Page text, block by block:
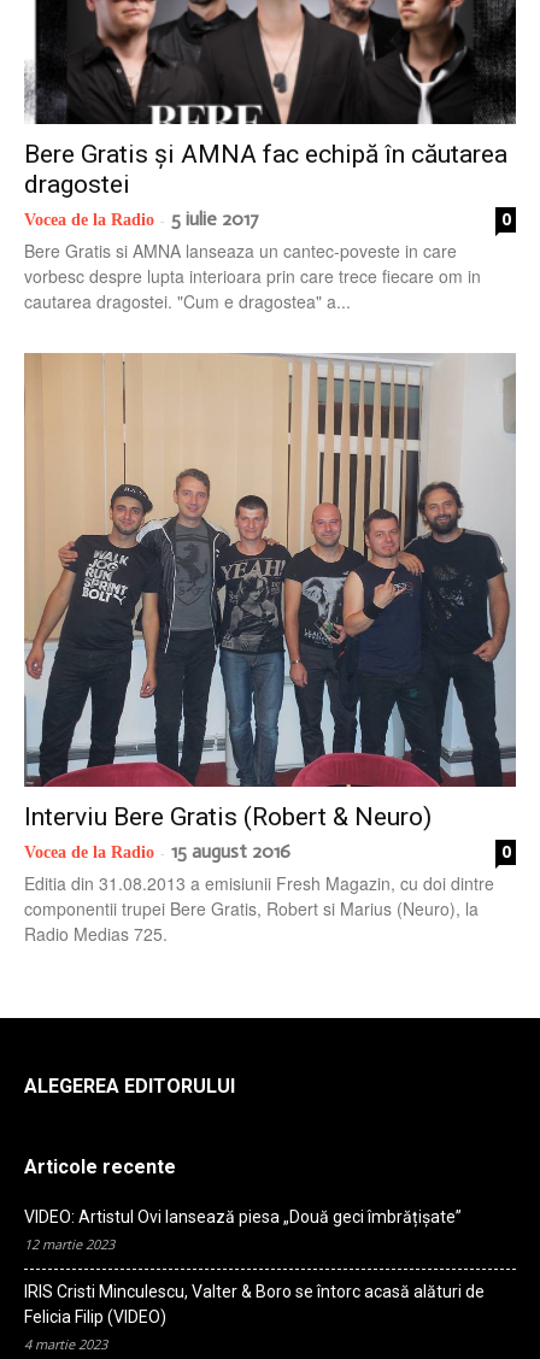
Bere Gratis și AMNA fac echipă în căutarea
dragostei
Vocea de la Radio - 5 iulie 2017 0
Bere Gratis si AMNA lanseaza un cantec-poveste in care
vorbesc despre lupta interioara prin care trece fiecare om in
cautarea dragostei. "Cum e dragostea" a...
Interviu Bere Gratis (Robert & Neuro)
Vocea de la Radio - 15 august 2016 0
Editia din 31.08.2013 a emisiunii Fresh Magazin, cu doi dintre
componentii trupei Bere Gratis, Robert si Marius (Neuro), la
Radio Medias 725.
ALEGEREA EDITORULUI
Articole recente
VIDEO: Artistul Ovi lansează piesa „Două geci îmbrățișate”
12 martie 2023
IRIS Cristi Minculescu, Valter & Boro se întorc acasă alături de
Felicia Filip (VIDEO)
4 martie 2023